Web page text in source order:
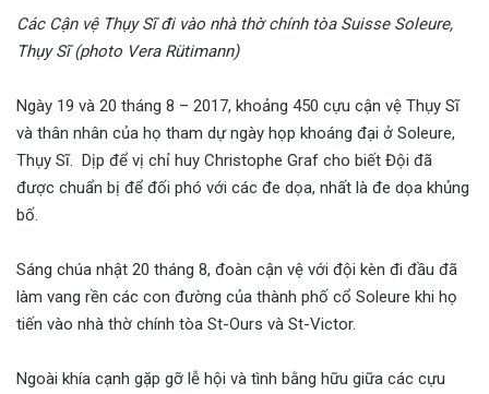
Các Cận vệ Thụy Sĩ đi vào nhà thờ chính tòa Suisse Soleure,
Thụy Sĩ (photo Vera Rütimann)
Ngày 19 và 20 tháng 8 – 2017, khoảng 450 cựu cận vệ Thụy Sĩ
và thân nhân của họ tham dự ngày họp khoáng đại ở Soleure,
Thụy Sĩ. Dịp để vị chỉ huy Christophe Graf cho biết Đội đã
được chuẩn bị để đối phó với các đe dọa, nhất là đe dọa khủng
bố.
Sáng chúa nhật 20 tháng 8, đoàn cận vệ với đội kèn đi đầu đã
làm vang rền các con đường của thành phố cổ Soleure khi họ
tiến vào nhà thờ chính tòa St-Ours và St-Victor.
Ngoài khía cạnh gặp gỡ lễ hội và tình bằng hữu giữa các cựu